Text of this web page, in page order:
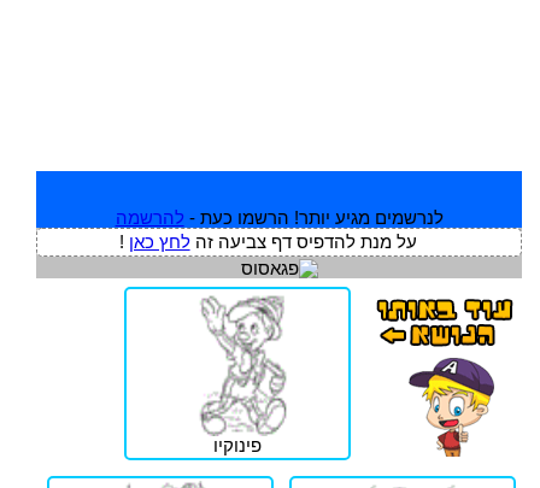
לנרשמים מגיע יותר! הרשמו כעת - להרשמה
על מנת להדפיס דף צביעה זהלחץ כאן !
פינוקיו